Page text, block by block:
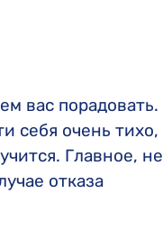
вас порадовать.
себя очень тихо,
Главное, не
отказа